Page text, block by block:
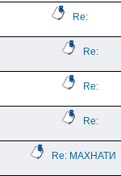
Re:
Re:
Re:
Re:
Re: МАХНАТИ